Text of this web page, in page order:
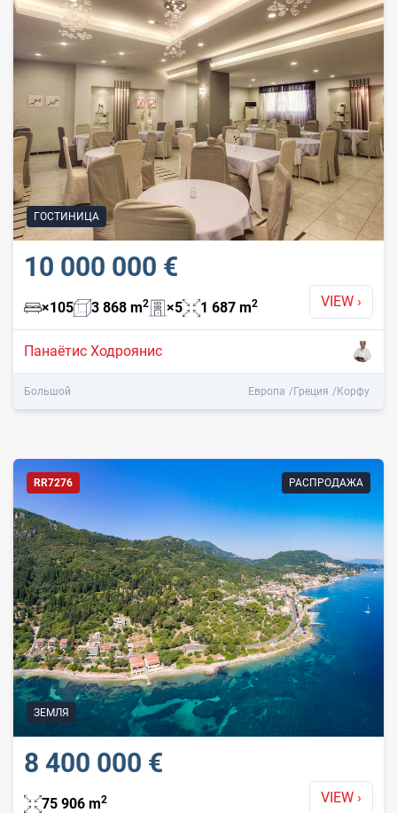
VIEW ›
10 000 000 €
×105 3 868 m2 ×5 1 687 m2
Панаётис Ходроянис
Большой Европа Греция Корфу
ГОСТИНИЦА
VIEW ›
8 400 000 €
75 906 m2
RR7276 РАСПРОДАЖА
ЗЕМЛЯ